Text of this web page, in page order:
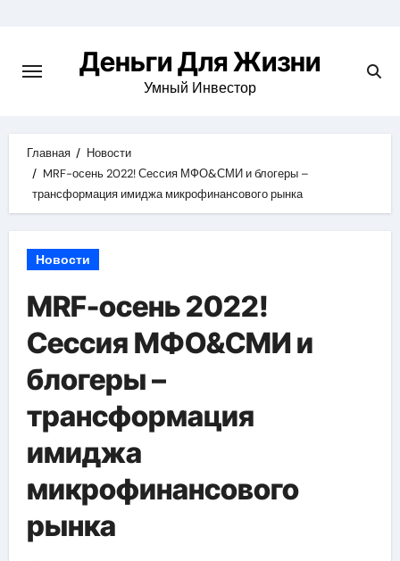
содержимомуДеньги Для Жизни
Умный Инвестор
Главная
Новости
MRF-осень 2022! Сессия МФО&СМИ и блогеры –
трансформация имиджа микрофинансового рынка
Новости
MRF-осень 2022!
Сессия МФО&СМИ и
блогеры –
трансформация
имиджа
микрофинансового
рынка